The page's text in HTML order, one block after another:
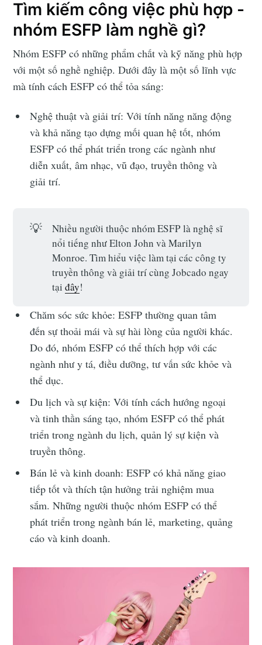
Tìm kiếm công việc phù hợp -
nhóm ESFP làm nghề gì?
Nhóm ESFP có những phẩm chất và kỹ năng phù hợp
với một số nghề nghiệp. Dưới đây là một số lĩnh vực
mà tính cách ESFP có thể tỏa sáng:
Nghệ thuật và giải trí: Với tính năng năng động
và khả năng tạo dựng mối quan hệ tốt, nhóm
ESFP có thể phát triển trong các ngành như
diễn xuất, âm nhạc, vũ đạo, truyền thông và
giải trí.
💡
Nhiều người thuộc nhóm ESFP là nghệ sĩ
nổi tiếng như Elton John và Marilyn
Monroe. Tìm hiểu việc làm tại các công ty
truyền thông và giải trí cùng Jobcado ngay
tại đây!
Chăm sóc sức khỏe: ESFP thường quan tâm
đến sự thoải mái và sự hài lòng của người khác.
Do đó, nhóm ESFP có thể thích hợp với các
ngành như y tá, điều dưỡng, tư vấn sức khỏe và
thể dục.
Du lịch và sự kiện: Với tính cách hướng ngoại
và tinh thần sáng tạo, nhóm ESFP có thể phát
triển trong ngành du lịch, quản lý sự kiện và
truyền thông.
Bán lẻ và kinh doanh: ESFP có khả năng giao
tiếp tốt và thích tận hưởng trải nghiệm mua
sắm. Những người thuộc nhóm ESFP có thể
phát triển trong ngành bán lẻ, marketing, quảng
cáo và kinh doanh.
Subscribe to
Jobcado
greatest posts delivered straight to
your inbox
Subscribe